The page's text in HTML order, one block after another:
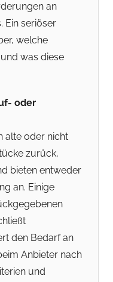
an
Ein seriöser
welche
was diese
oder
alte oder nicht
zurück,
bieten entweder
an. Einige
den Bedarf an
Anbieter nach
und